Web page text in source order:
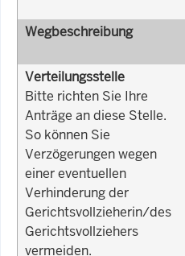
Wegbeschreibung
Verteilungsstelle
Bitte richten Sie Ihre
Anträge an diese Stelle.
So können Sie
Verzögerungen wegen
einer eventuellen
Verhinderung der
Gerichtsvollzieherin/des
Gerichtsvollziehers
vermeiden.